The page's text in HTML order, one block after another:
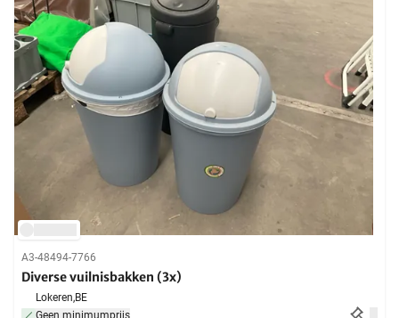
A3-48494-7766
Diverse vuilnisbakken (3x)
Lokeren,BE